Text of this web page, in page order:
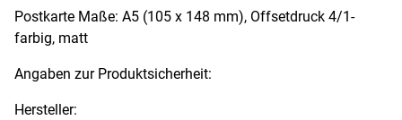
Postkarte Maße: A5 (105 x 148 mm), Offsetdruck 4/1-
farbig, matt
Angaben zur Produktsicherheit:
Hersteller: